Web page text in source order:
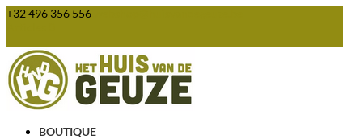
+32 496 356 556
BOUTIQUE